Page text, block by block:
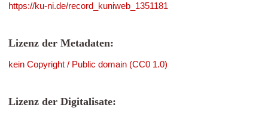
https://ku-ni.de/record_kuniweb_1351181
Lizenz der Metadaten:
kein Copyright / Public domain (CC0 1.0)
Lizenz der Digitalisate: